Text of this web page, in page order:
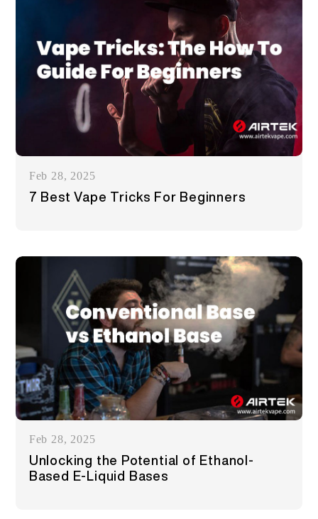
Feb 28, 2025
7 Best Vape Tricks For Beginners
Feb 28, 2025
Unlocking the Potential of Ethanol-
Based E-Liquid Bases